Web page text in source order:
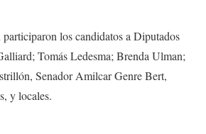
los candidatos a Diputados
Tomás Ledesma; Brenda Ulman;
Senador Amilcar Genre Bert,
y locales.